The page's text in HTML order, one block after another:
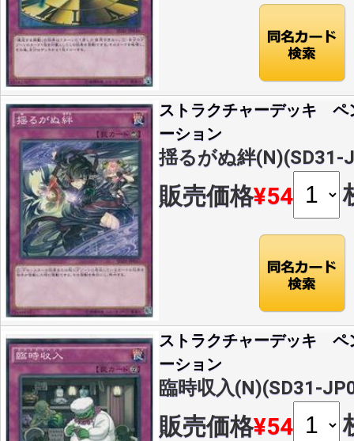
ストラクチャーデッキ ペ
ーション
揺るがぬ絆(N)(SD31-
販売価格¥54
ストラクチャーデッキ ペ
ーション
臨時収入(N)(SD31-
販売価格¥54